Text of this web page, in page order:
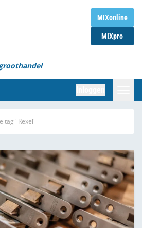
MIXonline
MIXpro
tag "Rexel"